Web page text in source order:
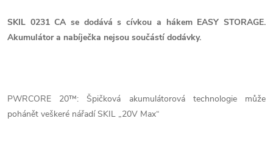
SKIL 0231 CA se dodává s cívkou a hákem EASY STORAGE.
Akumulátor a nabíječka nejsou součástí dodávky.
PWRCORE 20™: Špičková akumulátorová technologie může
pohánět veškeré nářadí SKIL „20V Max“